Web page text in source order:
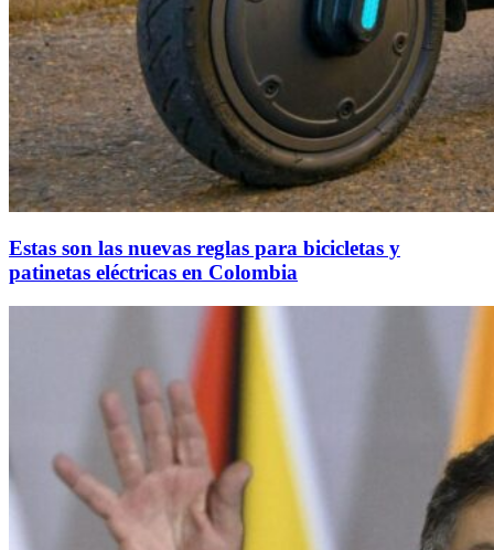
Estas son las nuevas reglas para bicicletas y
patinetas eléctricas en Colombia